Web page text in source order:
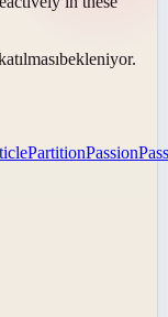
bekleniyor.
PartitionPassion